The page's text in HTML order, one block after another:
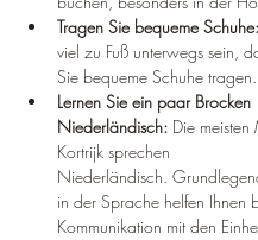
Tragen Sie bequeme Schuhe:
viel zu Fuß unterwegs sein,
Sie bequeme Schuhe tragen.
Lernen Sie ein paar Brocken
Niederländisch: Die meisten
Kortrijk sprechen
Niederländisch.
in der Sprache helfen Ihnen
Kommunikation mit den